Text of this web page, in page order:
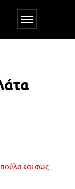
και σως